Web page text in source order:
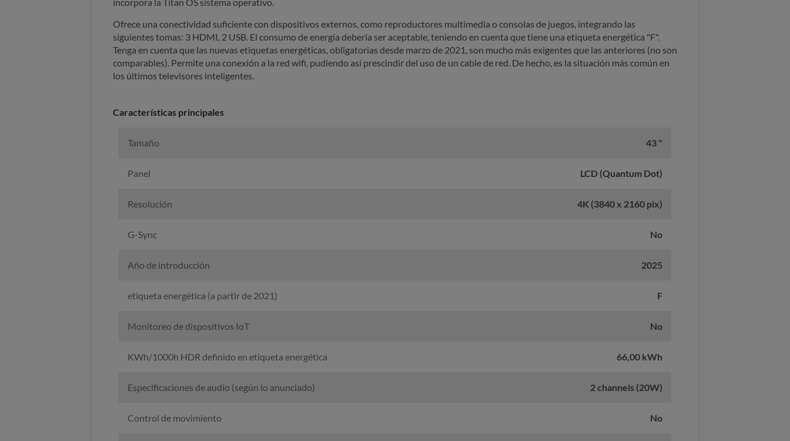
incorpora la Titan OS sistema operativo.
Ofrece una conectividad suficiente con dispositivos externos, como reproductores multimedia o consolas de juegos, integrando las
siguientes tomas: 3 HDMI, 2 USB. El consumo de energía debería ser aceptable, teniendo en cuenta que tiene una etiqueta energética "F".
Tenga en cuenta que las nuevas etiquetas energéticas, obligatorias desde marzo de 2021, son mucho más exigentes que las anteriores (no son
comparables). Permite una conexión a la red wifi, pudiendo así prescindir del uso de un cable de red. De hecho, es la situación más común en
los últimos televisores inteligentes.
Características principales
Tamaño 43 "
Panel LCD (Quantum Dot)
Resolución 4K (3840 x 2160 pix)
G-Sync No
Año de introducción 2025
etiqueta energética (a partir de 2021) F
Monitoreo de dispositivos IoT No
KWh/1000h HDR definido en etiqueta energética 66,00 kWh
Especificaciones de audio (según lo anunciado) 2 channels (20W)
Control de movimiento No